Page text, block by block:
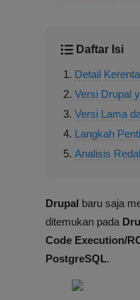
Daftar Isi
Detail
Versi Drupal
Versi Lama
Langkah
Analisis
Drupal baru saja
ditemukan pada
Code Execution/
PostgreSQL.